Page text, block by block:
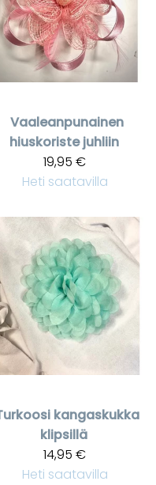
Vaaleanpunainen
hiuskoriste juhliin
19,95 €
Heti saatavilla
kangaskukka
klipsillä
14,95 €
Heti saatavilla